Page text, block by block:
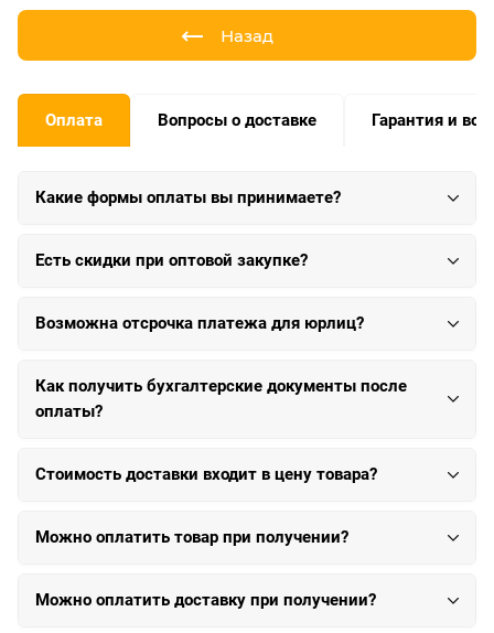
Назад
Оплата Вопросы о доставке Гарантия и
Какие формы оплаты вы принимаете?
Есть скидки при оптовой закупке?
Возможна отсрочка платежа для юрлиц?
Как получить бухгалтерские документы после
оплаты?
Стоимость доставки входит в цену товара?
Можно оплатить товар при получении?
Можно оплатить доставку при получении?